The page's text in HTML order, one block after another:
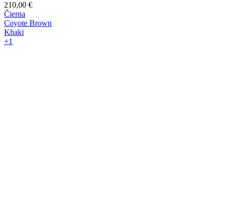
210,00 €
Čierna
Coyote Brown
Khaki
+1